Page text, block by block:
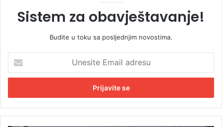
Sistem za obavještavanje!
Budite u toku sa posljednjim novostima.
e
i
t